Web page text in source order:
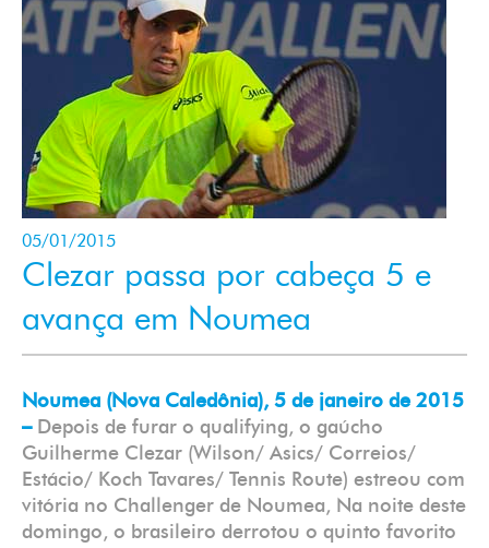
Contato
Login
05/01/2015
Clezar passa por cabeça 5 e
avança em Noumea
Noumea (Nova Caledônia), 5 de janeiro de 2015
– Depois de furar o qualifying, o gaúcho
Guilherme Clezar (Wilson/ Asics/ Correios/
Estácio/ Koch Tavares/ Tennis Route) estreou com
vitória no Challenger de Noumea, Na noite deste
domingo, o brasileiro derrotou o quinto favorito